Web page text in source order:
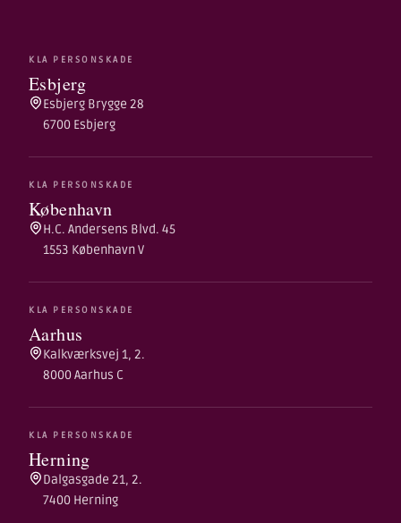
KLA PERSONSKADE
Esbjerg
Esbjerg Brygge 28
6700 Esbjerg
KLA PERSONSKADE
København
H.C. Andersens Blvd. 45
1553 København V
KLA PERSONSKADE
Aarhus
Kalkværksvej 1, 2.
8000 Aarhus C
KLA PERSONSKADE
Herning
Dalgasgade 21, 2.
7400 Herning